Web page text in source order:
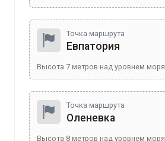
Точка маршрута
Евпатория
Высота 7 метров над уровнем моря
Точка маршрута
Оленевка
Высота 8 метров над уровнем моря